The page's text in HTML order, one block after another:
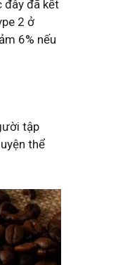
đây đã kết
2 ở
6% nếu
tập
thể